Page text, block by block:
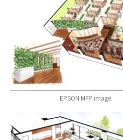
EPSON MFP image